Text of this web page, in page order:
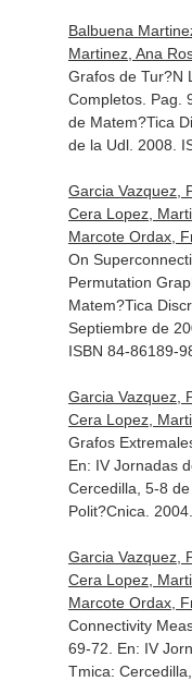
Balbuena
Martinez, Ana
Grafos de Tur?N
Completos. Pag.
de Matem?Tica
de la Udl. 2008.
Garcia Vazquez,
Cera Lopez,
Marcote Ordax,
On
Permutation
Matem?Tica
Septiembre de
ISBN 84-86189-
Garcia Vazquez,
Cera Lopez,
Grafos
En: IV Jornadas
Cercedilla, 5-8
Polit?Cnica.
Garcia Vazquez,
Cera Lopez,
Marcote Ordax,
Connectivity
69-72. En: IV
Tmica: